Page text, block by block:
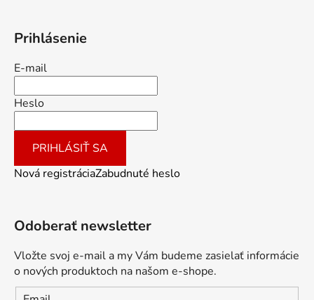
Prihlásenie
E-mail
Heslo
PRIHLÁSIŤ SA
Nová registráciaZabudnuté heslo
Odoberať newsletter
Vložte svoj e-mail a my Vám budeme zasielať informácie
o nových produktoch na našom e-shope.